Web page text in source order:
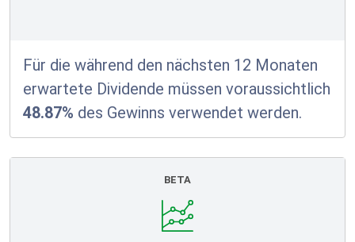
Für die während den nächsten 12 Monaten
erwartete Dividende müssen voraussichtlich
48.87% des Gewinns verwendet werden.
BETA